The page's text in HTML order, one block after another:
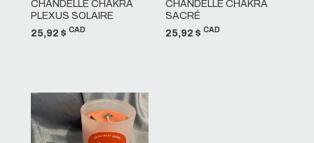
CHANDELLE CHAKRA
PLEXUS SOLAIRE
25,92 $ CAD
CHANDELLE CHAKRA
SACRÉ
25,92 $ CAD